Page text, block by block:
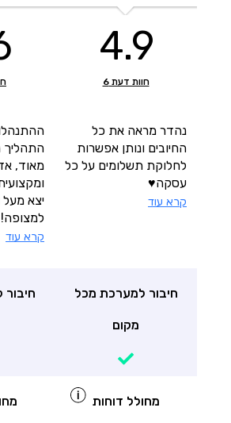
4.9
חוות דעת6
נהדר מראה את כל
החיובים ונותן אפשרות
לחלוקת תשלומים על כל
עסקה♥️
קרא עוד
התהליך
מאוד,
יצא מעל
קרא עוד
חיבור למערכת מכל
מקום
מחולל דוחות